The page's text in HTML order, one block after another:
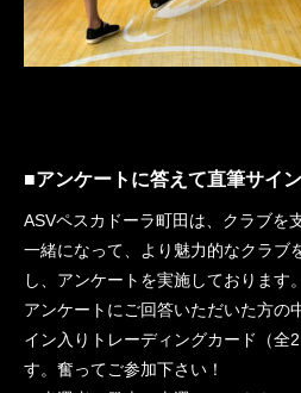
■アンケートに答えて直筆サイ
ASVペスカドーラ町田は、クラブを
一緒になって、より魅力的なクラブ
し、アンケートを実施しております。
アンケートにご回答いただいた方の
イン入りトレーディングカード（全
す。奮ってご参加下さい！